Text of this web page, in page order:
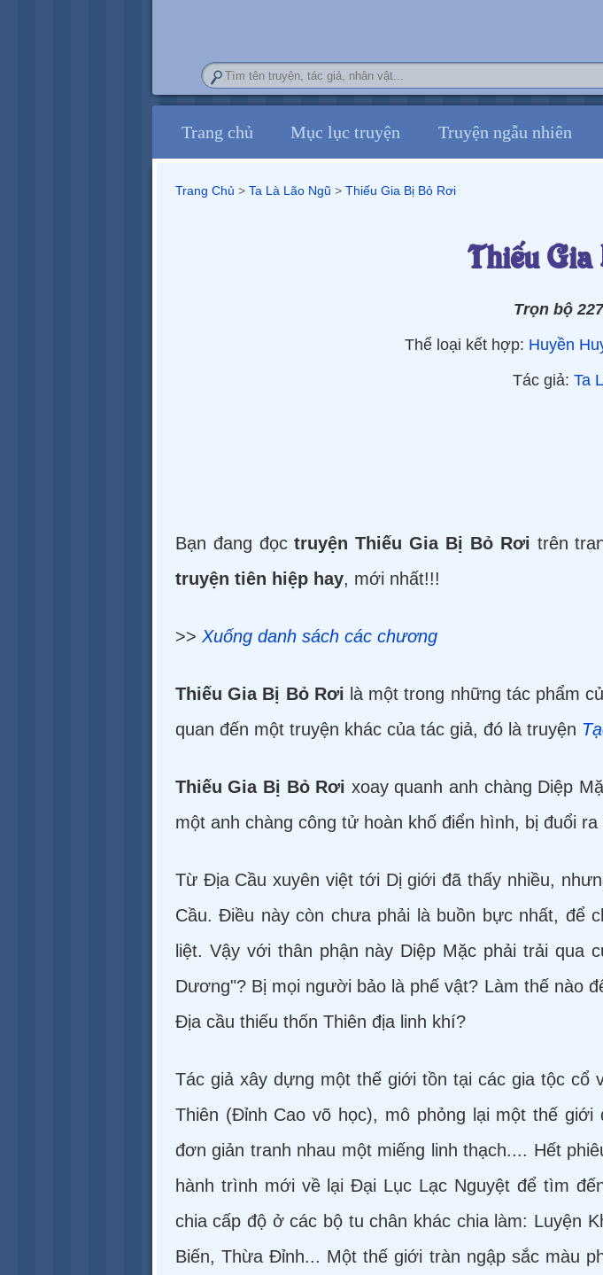
Trang chủ Mục lục truyện Truyện ngẫu nhiên
Trang Chủ > Ta Là Lão Ngũ >‎ Thiếu Gia Bị Bỏ Rơi
Thiếu
Trọn bộ
Thể loại kết hợp: Huyền
Tác giả: Ta
Bạn đang đọctruyện Thiếu Gia Bị Bỏ Rơi trên
truyện tiên hiệp hay, mới nhất!!!
>> Xuống danh sách các chương
Thiếu Gia Bị Bỏ Rơi là một trong những tác phẩm
quan đến một truyện khác của tác giả, đó là truyện
Thiếu Gia Bị Bỏ Rơi xoay quanh anh chàng Diệp
một anh chàng công tử hoàn khố điển hình, bị đuổi ra
Từ Địa Cầu xuyên việt tới Dị giới đã thấy nhiều,
Cầu. Điều này còn chưa phải là buồn bực nhất, để
liệt. Vậy với thân phận này Diệp Mặc phải trải
Dương"? Bị mọi người bảo là phế vật? Làm thế nào
Địa cầu thiếu thốn Thiên địa linh khí?
Tác giả xây dựng một thế giới tồn tại các gia tộc cổ
Thiên (Đỉnh Cao võ học), mô phỏng lại một thế
đơn giản tranh nhau một miếng linh thạch.... Hết
hành trình mới về lại Đại Lục Lạc Nguyệt để tìm
chia cấp độ ở các bộ tu chân khác chia làm: Luyện
Biến, Thừa Đỉnh... Một thế giới tràn ngập sắc màu